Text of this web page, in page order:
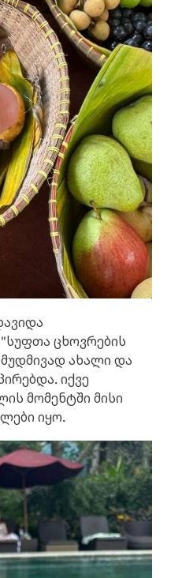
ცხოვრების
ახალი და
იქვე
მომენტში მისი
იყო.